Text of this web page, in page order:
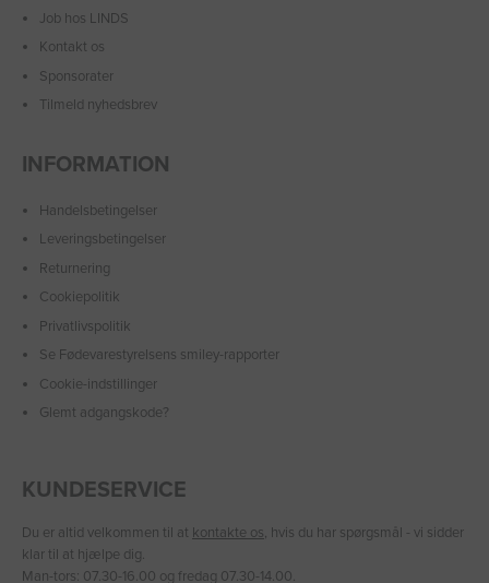
Job hos LINDS
Kontakt os
Sponsorater
Tilmeld nyhedsbrev
INFORMATION
Handelsbetingelser
Leveringsbetingelser
Returnering
Cookiepolitik
Privatlivspolitik
Se Fødevarestyrelsens smiley-rapporter
Cookie-indstillinger
Glemt adgangskode?
KUNDESERVICE
Du er altid velkommen til at kontakte os, hvis du har spørgsmål - vi sidder
klar til at hjælpe dig.
Man-tors: 07.30-16.00 og fredag 07.30-14.00.